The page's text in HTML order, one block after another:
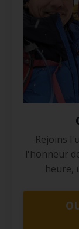
Rejoins
l'honneur
heure,